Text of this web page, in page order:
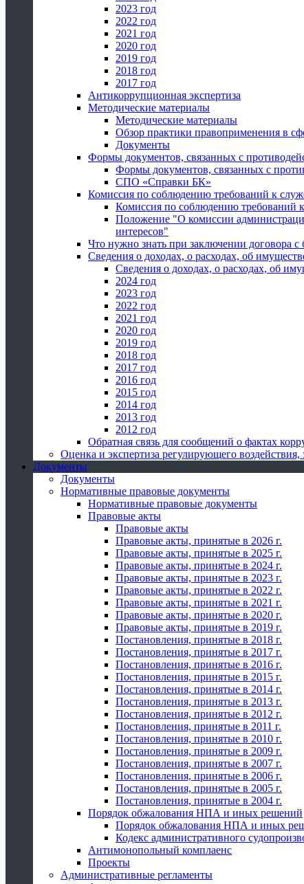
2023 год
2022 год
2021 год
2020 год
2019 год
2018 год
2017 год
Антикоррупционная экспертиза
Методические материалы
Методические материалы
Обзор практики правоприменения в
Документы
Формы документов, связанных с
Формы документов, связанных с
СПО «Справки БК»
Комиссия по соблюдению требований к
Комиссия по соблюдению требований
Положение "О комиссии
интересов"
Что нужно знать при заключении
Сведения о доходах, о расходах, об
Сведения о доходах, о расходах, об
2024 год
2023 год
2022 год
2021 год
2020 год
2019 год
2018 год
2017 год
2016 год
2015 год
2014 год
2013 год
2012 год
Обратная связь для сообщений о фактах
Оценка и экспертиза регулирующего
Документы
Документы
Нормативные правовые документы
Нормативные правовые документы
Правовые акты
Правовые акты
Правовые акты, принятые в 2026 г.
Правовые акты, принятые в 2025 г.
Правовые акты, принятые в 2024 г.
Правовые акты, принятые в 2023 г.
Правовые акты, принятые в 2022 г.
Правовые акты, принятые в 2021 г.
Правовые акты, принятые в 2020 г.
Правовые акты, принятые в 2019 г.
Постановления, принятые в 2018 г.
Постановления, принятые в 2017 г.
Постановления, принятые в 2016 г.
Постановления, принятые в 2015 г.
Постановления, принятые в 2014 г.
Постановления, принятые в 2013 г.
Постановления, принятые в 2012 г.
Постановления, принятые в 2011 г.
Постановления, принятые в 2010 г.
Постановления, принятые в 2009 г.
Постановления, принятые в 2007 г.
Постановления, принятые в 2006 г.
Постановления, принятые в 2005 г.
Постановления, принятые в 2004 г.
Порядок обжалования НПА и иных решений
Порядок обжалования НПА и иных
Кодекс административного
Антимонопольный комплаенс
Проекты
Административные регламенты